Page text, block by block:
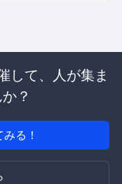
して、人が集ま
？
る！